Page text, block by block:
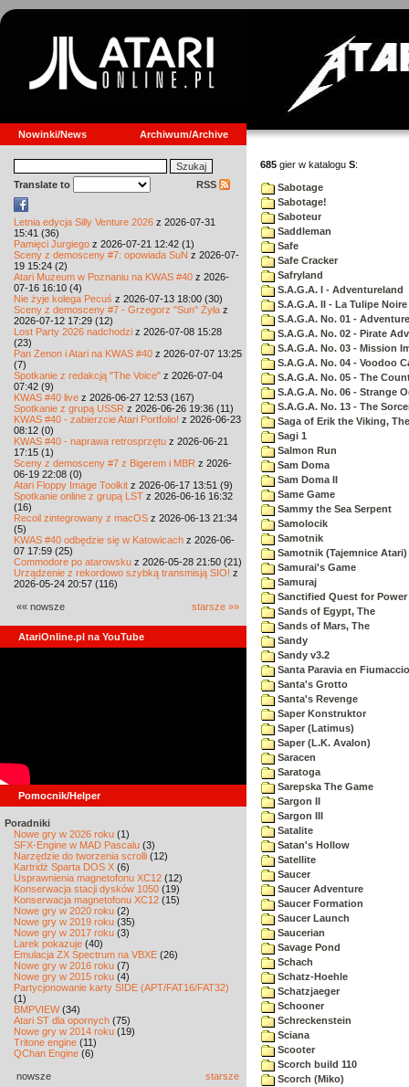
Nowinki/News Archiwum/Archive
Translate to RSS
Letnia edycja Silly Venture 2026 z 2026-07-31
15:41 (36)
Pamięci Jurgiego z 2026-07-21 12:42 (1)
Sceny z demosceny #7: opowiada SuN z 2026-07-
19 15:24 (2)
Atari Muzeum w Poznaniu na KWAS #40 z 2026-
07-16 16:10 (4)
Nie żyje kolega Pecuś z 2026-07-13 18:00 (30)
Sceny z demosceny #7 - Grzegorz "Sun" Żyła z
2026-07-12 17:29 (12)
Lost Party 2026 nadchodzi z 2026-07-08 15:28
(23)
Pan Zenon i Atari na KWAS #40 z 2026-07-07 13:25
(7)
Spotkanie z redakcją "The Voice" z 2026-07-04
07:42 (9)
KWAS #40 live z 2026-06-27 12:53 (167)
Spotkanie z grupą USSR z 2026-06-26 19:36 (11)
KWAS #40 - zabierzcie Atari Portfolio! z 2026-06-23
08:12 (0)
KWAS #40 - naprawa retrosprzętu z 2026-06-21
17:15 (1)
Sceny z demosceny #7 z Bigerem i MBR z 2026-
06-19 22:08 (0)
Atari Floppy Image Toolkit z 2026-06-17 13:51 (9)
Spotkanie online z grupą LST z 2026-06-16 16:32
(16)
Recoil zintegrowany z macOS z 2026-06-13 21:34
(5)
KWAS #40 odbędzie się w Katowicach z 2026-06-
07 17:59 (25)
Commodore po atarowsku z 2026-05-28 21:50 (21)
Urządzenie z rekordowo szybką transmisją SIO! z
2026-05-24 20:57 (116)
«« nowsze starsze »»
AtariOnline.pl na YouTube
Pomocnik/Helper
Poradniki
Nowe gry w 2026 roku (1)
SFX-Engine w MAD Pascalu (3)
Narzędzie do tworzenia scrolli (12)
Kartridż Sparta DOS X (6)
Usprawnienia magnetofonu XC12 (12)
Konserwacja stacji dysków 1050 (19)
Konserwacja magnetofonu XC12 (15)
Nowe gry w 2020 roku (2)
Nowe gry w 2019 roku (35)
Nowe gry w 2017 roku (3)
Larek pokazuje (40)
Emulacja ZX Spectrum na VBXE (26)
Nowe gry w 2016 roku (7)
Nowe gry w 2015 roku (4)
Partycjonowanie karty SIDE (APT/FAT16/FAT32)
(1)
BMPVIEW(34)
Atari ST dla opornych (75)
Nowe gry w 2014 roku (19)
Tritone engine (11)
QChan Engine (6)
nowsze starsze
685 gier w katalogu S:
Sabotage
Sabotage!
Saboteur
Saddleman
Safe
Safe Cracker
Safryland
S.A.G.A. I - Adventureland
S.A.G.A. II - La Tulipe Noire
S.A.G.A. No. 01 -
S.A.G.A. No. 02 - Pirate
S.A.G.A. No. 03 - Mission
S.A.G.A. No. 04 - Voodoo
S.A.G.A. No. 05 - The
S.A.G.A. No. 06 - Strange
S.A.G.A. No. 13 - The
Saga of Erik the Viking, The
Sagi 1
Salmon Run
Sam Doma
Sam Doma II
Same Game
Sammy the Sea Serpent
Samolocik
Samotnik
Samotnik (Tajemnice Atari)
Samurai's Game
Samuraj
Sanctified Quest for Power
Sands of Egypt, The
Sands of Mars, The
Sandy
Sandy v3.2
Santa Paravia en Fiumaccio
Santa's Grotto
Santa's Revenge
Saper Konstruktor
Saper (Latimus)
Saper (L.K. Avalon)
Saracen
Saratoga
Sarepska The Game
Sargon II
Sargon III
Satalite
Satan's Hollow
Satellite
Saucer
Saucer Adventure
Saucer Formation
Saucer Launch
Saucerian
Savage Pond
Schach
Schatz-Hoehle
Schatzjaeger
Schooner
Schreckenstein
Sciana
Scooter
Scorch build 110
Scorch (Miko)